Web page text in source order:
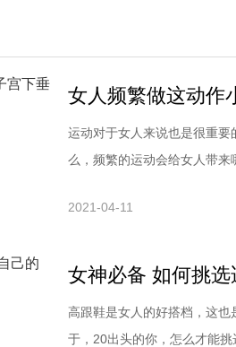
女人频繁做这动作
运动对于女人来说也是很重
么，频繁的运动会给女人带
宜、实用、有效果、永不过
2021-04-11
女神必备 如何挑
高跟鞋是女人的好搭档，这
于，20出头的你，怎么才能